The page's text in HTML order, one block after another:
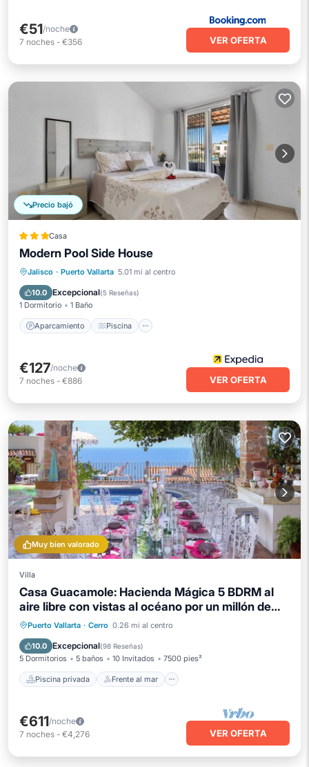
€51/noche
7 noches - €356 VER OFERTA
Precio bajó
Casa
Modern Pool Side House
Jalisco · Puerto Vallarta 5.01 mi al centro
10.0 Excepcional(5 Reseñas)
1 Dormitorio 1 Baño
Aparcamiento Piscina
Aparcamiento
Piscina
Balcón/Terraza
€127/noche
7 noches - €886 VER OFERTA
Muy bien valorado
Villa
Casa Guacamole: Hacienda Mágica 5 BDRM al
aire libre con vistas al océano por un millón de
dólares
Puerto Vallarta · Cerro 0.26 mi al centro
10.0 Excepcional(98 Reseñas)
5 Dormitorios 5 baños 10 Invitados 7500 pies²
Piscina privada Frente al mar
Piscina privada
Frente al mar
Desayuno
Aparcamiento
€611/noche
7 noches - €4,276 VER OFERTA